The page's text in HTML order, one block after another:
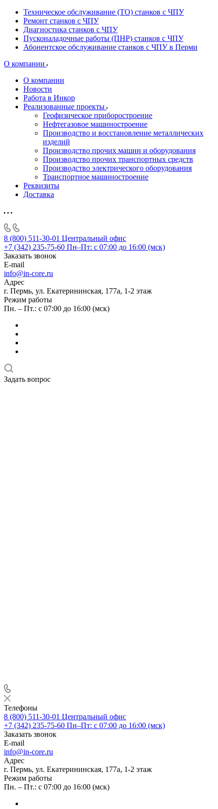
Техническое обслуживание (ТО) станков с ЧПУ
Ремонт станков с ЧПУ
Диагностика станков с ЧПУ
Пусконаладочные работы (ПНР) станков с ЧПУ
Абонентское обслуживание станков с ЧПУ в Перми
О компании
О компании
Новости
Работа в Инкор
Реализованные проекты
Геофизическое приборостроение
Нефтегазовое машиностроение
Производство и восстановление металлических
изделий
Производство прочих машин и оборудования
Производство прочих транспортных средств
Производство электрического оборудования
Транспортное машиностроение
Реквизиты
Доставка
8 (800) 511-30-01 Центральный офис
+7 (342) 235-75-60 Пн–Пт: с 07:00 до 16:00 (мск)
Заказать звонок
E-mail
info@in-core.ru
Адрес
г. Пермь, ул. ​Екатерининская, 177а, ​1-2 этаж
Режим работы
Пн. – Пт.: с 07:00 до 16:00 (мск)
Задать вопрос
Телефоны
8 (800) 511-30-01 Центральный офис
+7 (342) 235-75-60 Пн–Пт: с 07:00 до 16:00 (мск)
Заказать звонок
E-mail
info@in-core.ru
Адрес
г. Пермь, ул. ​Екатерининская, 177а, ​1-2 этаж
Режим работы
Пн. – Пт.: с 07:00 до 16:00 (мск)